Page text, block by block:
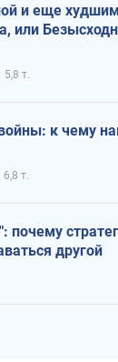
и еще
или
5,8 т.
к чему
6,8 т.
почему
другой